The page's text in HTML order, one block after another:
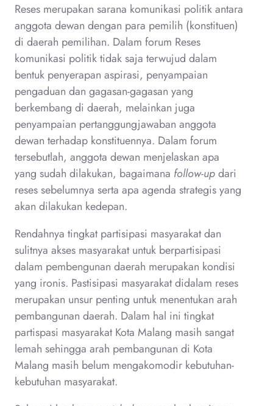
Reses merupakan sarana komunikasi politik antara
anggota dewan dengan para pemilih (konstituen)
di daerah pemilihan. Dalam forum Reses
komunikasi politik tidak saja terwujud dalam
bentuk penyerapan aspirasi, penyampaian
pengaduan dan gagasan-gagasan yang
berkembang di daerah, melainkan juga
penyampaian pertanggungjawaban anggota
dewan terhadap konstituennya. Dalam forum
tersebutlah, anggota dewan menjelaskan apa
yang sudah dilakukan, bagaimana follow-updari
reses sebelumnya serta apa agenda strategis yang
akan dilakukan kedepan.
Rendahnya tingkat partisipasi masyarakat dan
sulitnya akses masyarakat untuk berpartisipasi
dalam pembengunan daerah merupakan kondisi
yang ironis. Pastisipasi masyarakat didalam reses
merupakan unsur penting untuk menentukan arah
pembangunan daerah. Dalam hal ini tingkat
partispasi masyarakat Kota Malang masih sangat
lemah sehingga arah pembangunan di Kota
Malang masih belum mengakomodir kebutuhan-
kebutuhan masyarakat.